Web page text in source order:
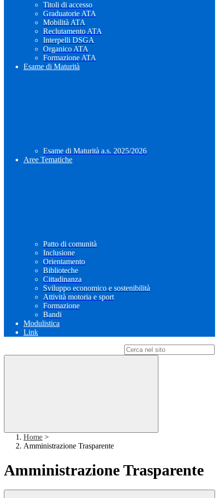
Titoli di accesso
Graduatorie ATA
Mobilità ATA
Reclutamento ATA
Interpelli DSGA
Organico ATA
Formazione ATA
Esame di Maturità
Esame di Maturità a.s. 2025/2026
Aree Tematiche
Patto di comunità
Inclusione
Orientamento
Biblioteche
Cittadinanza
Sviluppo economico e sostenibilità
Attività motoria e sport
Formazione
Bandi
Modulistica
Link
Home >
Amministrazione Trasparente
Amministrazione Trasparente